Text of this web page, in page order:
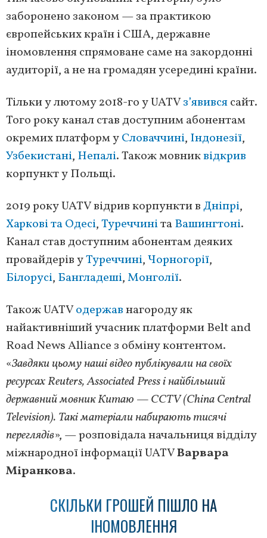
заборонено законом — за практикою
європейських країн і США, державне
іномовлення спрямоване саме на закордонні
аудиторії, а не на громадян усередині країни.
Тільки у лютому 2018-го у UATVз’явивсясайт.
Того року канал став доступним абонентам
окремих платформ уСловаччині, Індонезії,
Узбекистані, Непалі. Також мовниквідкрив
корпункт у Польщі.
2019 року UATV відрив корпункти вДніпрі,
Харкові та Одесі,ТуреччинітаВашингтоні.
Канал став доступним абонентам деяких
провайдерів уТуреччині,Чорногорії,
Білорусі, Бангладеші,Монголії.
Також UATVодержавнагороду як
найактивніший учасник платформи Belt and
Road News Alliance з обміну контентом.
«Завдяки цьому наші відео публікували на своїх
ресурсах Reuters, Associated Press і найбільший
державний мовник Китаю — ССTV (China Central
Television). Такі матеріали набирають тисячі
переглядів», — розповідала начальниця відділу
міжнародної інформації UATVВарвара
Міранкова.
СКІЛЬКИ ГРОШЕЙ ПІШЛО НА
ІНОМОВЛЕННЯ